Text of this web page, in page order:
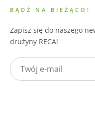
BĄDŹ NA BIEŻĄCO!
Zapisz się do naszego
drużyny RECA!